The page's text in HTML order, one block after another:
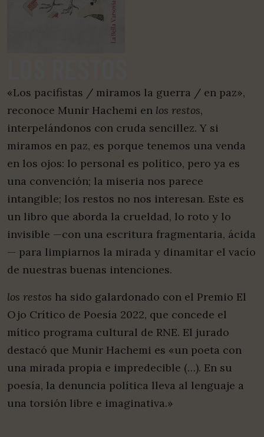
«Los pacifistas / miramos la guerra / en paz»,
reconoce Munir Hachemi en los restos,
interpelándonos con cruda sencillez. Y si
miramos en paz, es porque tenemos una venda
en los ojos: lo personal es político, pero ya es
una convención; la miseria nos parece
intangible; los restos no nos interesan. Este es
un libro que aborda la crueldad, lo roto y lo
invisible —con una escritura fragmentaria, ácida
— para limpiarnos la mirada y dinamitar el vacío
de nuestras buenas intenciones.
los restos ha sido galardonado con el Premio El
Ojo Crítico de Poesía 2022, que concede el
mítico programa cultural de RNE. El jurado
destacó que Munir Hachemi es «un poeta con
una mirada propia e impredecible (…). En su
poesía, la denuncia política lleva al lenguaje a
una torsión libre e imaginativa.»